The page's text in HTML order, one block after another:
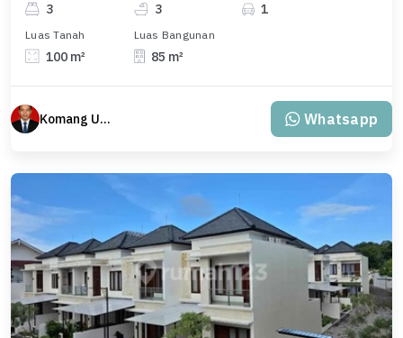
3 3 1
Luas Tanah
100 m²
Luas Bangunan
85 m²
Komang Udiana Whatsapp